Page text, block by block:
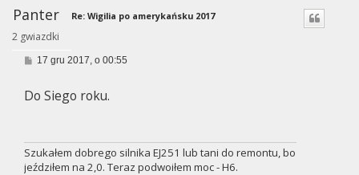
Panter
2 gwiazdki
Re: Wigilia po amerykańsku 2017
P
t
17 gru 2017, o 00:55
Do Siego roku.
Szukałem dobrego silnika EJ251 lub tani do remontu, bo
jeździłem na 2,0. Teraz podwoiłem moc - H6.